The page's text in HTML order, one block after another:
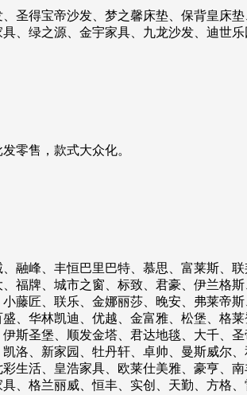
圣得宝帝沙发、梦之馨床垫、保背皇床
、绿之源、金宇家具、九龙沙发、迪世乐
零售，款式大众化。
融峰、丰恒巴里巴特、慕思、富莱斯、
福牌、城市之窗、标致、君豪、伊兰格
藤匠、联乐、金娜丽莎、晚安、弗莱帝
、华林凯迪、优越、金富雅、松堡、格
斯圣堡、顺发金塔、君达地毯、大千、
洛、新家园、牡丹轩、卓帅、曼斯威尔
生活、皇浩家具、欧莱仕美雅、豪亨、
、格兰丽威、恒丰、实创、天勤、方格、